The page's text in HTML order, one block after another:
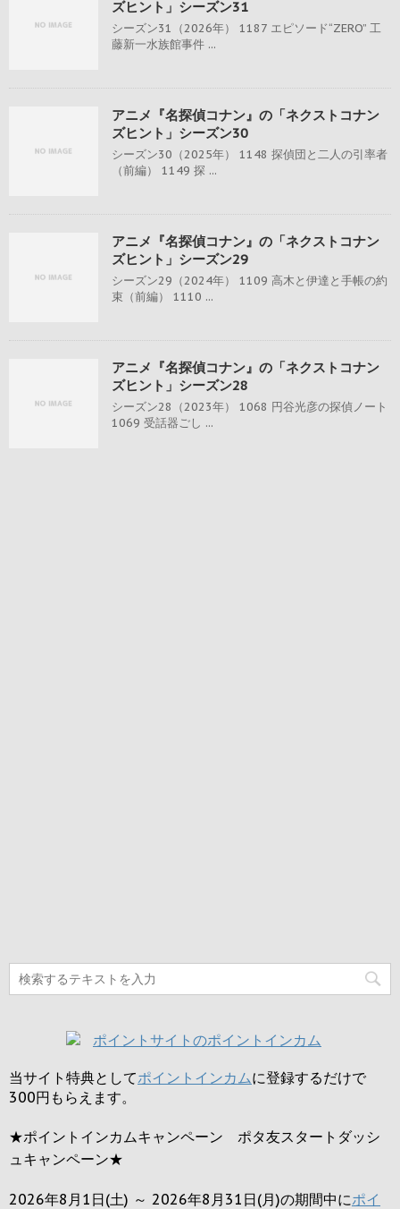
ズヒント」シーズン31
シーズン31（2026年） 1187 エピソード“ZERO” 工
藤新一水族館事件 ...
アニメ『名探偵コナン』の「ネクストコナン
ズヒント」シーズン30
シーズン30（2025年） 1148 探偵団と二人の引率者
（前編） 1149 探 ...
アニメ『名探偵コナン』の「ネクストコナン
ズヒント」シーズン29
シーズン29（2024年） 1109 高木と伊達と手帳の約
束（前編） 1110 ...
アニメ『名探偵コナン』の「ネクストコナン
ズヒント」シーズン28
シーズン28（2023年） 1068 円谷光彦の探偵ノート
1069 受話器ごし ...
当サイト特典としてポイントインカムに登録するだけで
300円 もらえます。
★ポイントインカムキャンペーン ポタ友スタートダッシ
ュキャンペーン★
2026年8月1日(土) ～ 2026年8月31日(月)の期間中にポイ